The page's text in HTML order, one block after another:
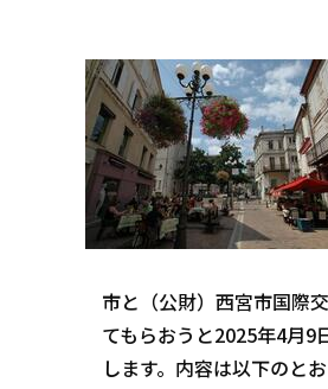
市と（公財）西宮市国際
てもらおうと2025年4月9
します。内容は以下のとお